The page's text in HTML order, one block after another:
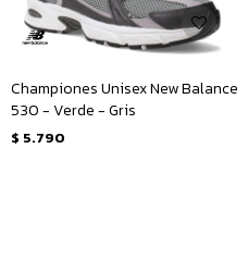
Championes Unisex New Balance
530 - Verde - Gris
$ 5.790